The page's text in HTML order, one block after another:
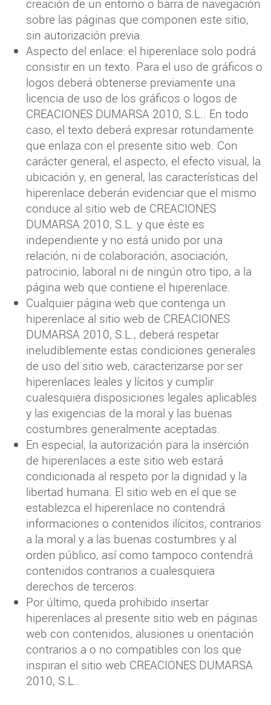
creación de un entorno o barra de navegación
sobre las páginas que componen este sitio,
sin autorización previa.
Aspecto del enlace: el hiperenlace solo podrá
consistir en un texto. Para el uso de gráficos o
logos deberá obtenerse previamente una
licencia de uso de los gráficos o logos de
CREACIONES DUMARSA 2010, S.L.. En todo
caso, el texto deberá expresar rotundamente
que enlaza con el presente sitio web. Con
carácter general, el aspecto, el efecto visual, la
ubicación y, en general, las características del
hiperenlace deberán evidenciar que el mismo
conduce al sitio web de CREACIONES
DUMARSA 2010, S.L. y que éste es
independiente y no está unido por una
relación, ni de colaboración, asociación,
patrocinio, laboral ni de ningún otro tipo, a la
página web que contiene el hiperenlace.
Cualquier página web que contenga un
hiperenlace al sitio web de CREACIONES
DUMARSA 2010, S.L., deberá respetar
ineludiblemente estas condiciones generales
de uso del sitio web, caracterizarse por ser
hiperenlaces leales y lícitos y cumplir
cualesquiera disposiciones legales aplicables
y las exigencias de la moral y las buenas
costumbres generalmente aceptadas.
En especial, la autorización para la inserción
de hiperenlaces a este sitio web estará
condicionada al respeto por la dignidad y la
libertad humana. El sitio web en el que se
establezca el hiperenlace no contendrá
informaciones o contenidos ilícitos, contrarios
a la moral y a las buenas costumbres y al
orden público, así como tampoco contendrá
contenidos contrarios a cualesquiera
derechos de terceros.
Por último, queda prohibido insertar
hiperenlaces al presente sitio web en páginas
web con contenidos, alusiones u orientación
contrarios a o no compatibles con los que
inspiran el sitio web CREACIONES DUMARSA
2010, S.L..